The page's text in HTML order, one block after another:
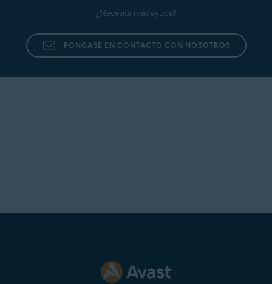
¿Necesita más ayuda?
PÓNGASE EN CONTACTO CON NOSOTROS